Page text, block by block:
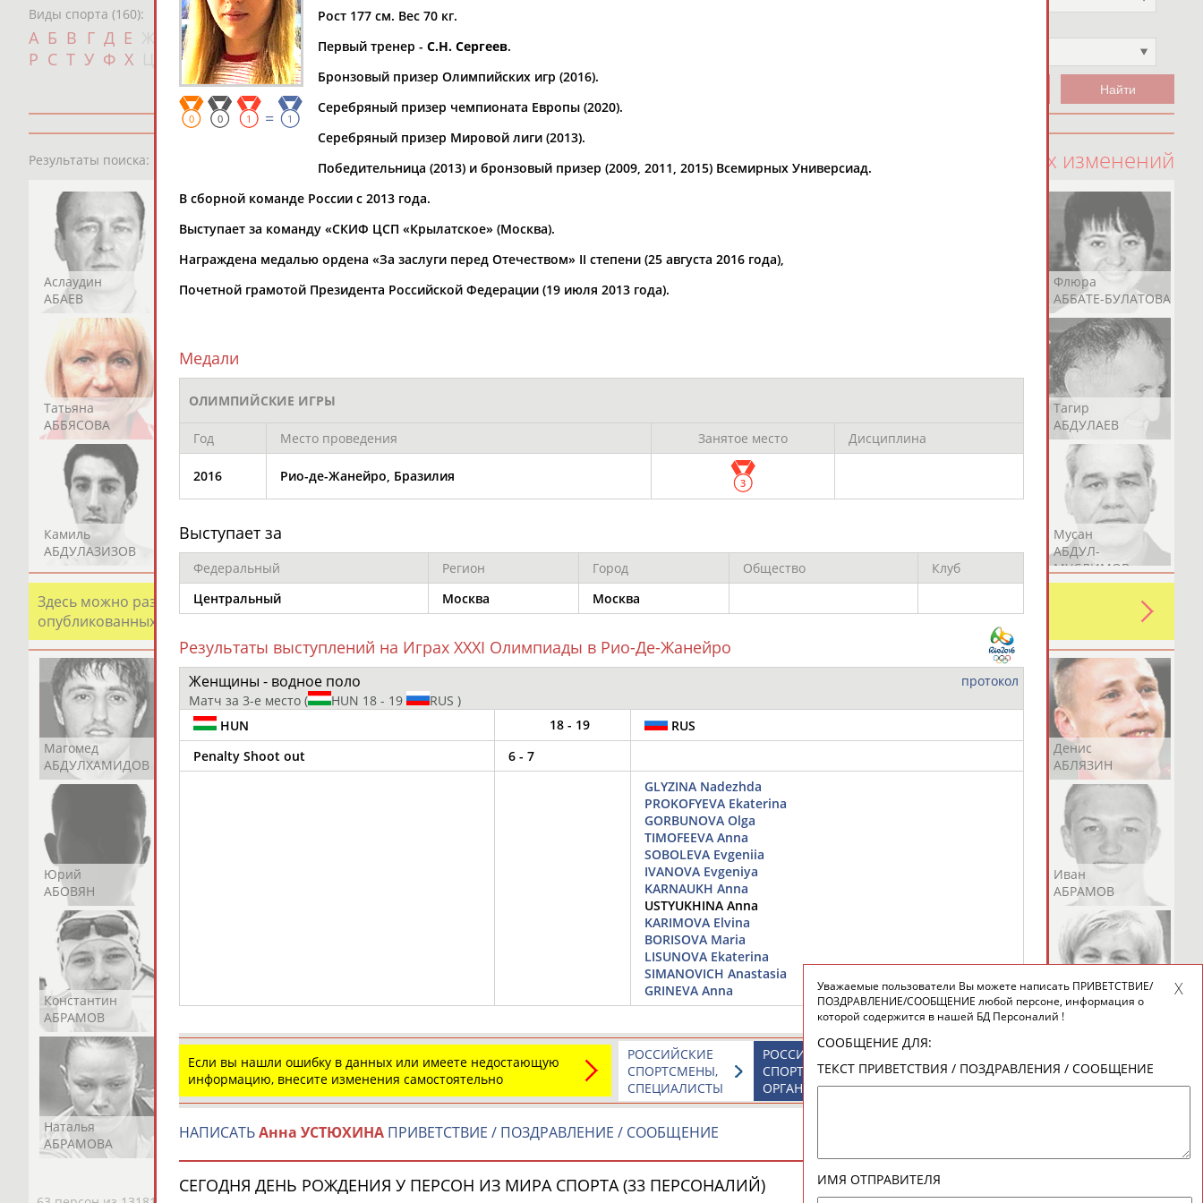
Виды спорта (160):
А Б В Г Д Е И К Л М Н О
П
Р С Т У Ф Х Ш Щ Э Ю Я
с
чч мм год
Результаты поиска: 100 последних изменений
Аслаудин
АБАЕВ
АБАИМОВА
Мария
АБАКУМОВА
Юлия
АБАЛАКИНА
АБАРЕНОВ
Флюра
АББАТЕ-БУЛАТОВА
Татьяна
АББЯСОВА
Акжана
Артур
Тагир
АБДУЛАЕВ
Камиль
АБДУЛАЗИЗОВ
Загалав
АБДУЛБЕКОВ
АБДУЛДАУДОВ
АБДУЛЖАЛИЛОВ
АБДУЛКАГИРОВ
АБДУЛЛАЕВ
АБДУЛЛИН
АБДУЛЛИН
Мусан
АБДУЛ-
МУСЛИМОВ
Здесь можно разместить информацию о хорошо известном спортсмене, тренере, специалисте или исправить какую-либо ошибку в уже
опубликованных записях. Страна должна знать своих героев! Герои спорта - это одни из главных патриотов своей страны!
Магомед
АБДУЛХАМИДОВ
АБДУРАХМАНОВ
АБДУРАШИДОВ
АБДУРАШИДОВ
Денис
АБЛЯЗИН
Юрий
АБОВЯН
АБРАМАШВИЛИ
Александр
АБРАМОВ
Иван
АБРАМОВ
Константин
АБРАМОВ
Екатерина
Екатерина
АБРАМОВА
Ирина
АБРАМОВА
Лидия
АБРАМОВА
Наталья
АБРАМОВА
Нелли
АБРАМОВА
Светлана
АБРАМОВА
Тамара
АБРАМОВА
Дмитрий
АБРАМОВИЧ
Маргарита
АБРАМОВИЧ
0 0 1 = 1
Рост 177 см. Вес 70 кг.
Первый тренер - С.Н. Сергеев.
Бронзовый призер Олимпийских игр (2016).
Серебряный призер чемпионата Европы (2020).
Серебряный призер Мировой лиги (2013).
Победительница (2013) и бронзовый призер (2009, 2011, 2015) Всемирных Универсиад.
В сборной команде России с 2013 года.
Выступает за команду «СКИФ ЦСП «Крылатское» (Москва).
Награждена медалью ордена «За заслуги перед Отечеством» II степени (25 августа 2016 года),
Почетной грамотой Президента Российской Федерации (19 июля 2013 года).
Медали
ОЛИМПИЙСКИЕ ИГРЫ
Год Место проведения Занятое место Дисциплина
2016 Рио-де-Жанейро, Бразилия 3
Выступает за
Федеральный Регион Город Общество
Клуб
Центральный
Москва Москва
Результаты выступлений на Играх XXXI Олимпиады в Рио-Де-Жанейро
протокол
Женщины - водное поло
Матч за 3-е место ( HUN 18 - 19
RUS )
HUN
18 - 19
RUS
Penalty Shoot out
6 - 7
GLYZINA Nadezhda
PROKOFYEVA Ekaterina
GORBUNOVA Olga
TIMOFEEVA Anna
SOBOLEVA Evgeniia
IVANOVA Evgeniya
KARNAUKH Anna
USTYUKHINA Anna
KARIMOVA Elvina
BORISOVA Maria
LISUNOVA Ekaterina
SIMANOVICH Anastasia
GRINEVA Anna
Если вы нашли ошибку в данных или имеете недостающую
информацию, внесите изменения самостоятельно
СПОРТИВНЫЕ
НОВОСТИ И
КОММЕНТАРИИ
РОССИЙСКИЕ
СПОРТИВНЫЕ
ОРГАНИЗАЦИИ
РОССИЙСКИЕ
СПОРТСМЕНЫ,
СПЕЦИАЛИСТЫ
НАПИСАТЬАнна УСТЮХИНА ПРИВЕТСТВИЕ / ПОЗДРАВЛЕНИЕ / СООБЩЕНИЕ
СЕГОДНЯ ДЕНЬ РОЖДЕНИЯ У ПЕРСОН ИЗ МИРА СПОРТА (33 ПЕРСОНАЛИЙ) ВЕСЬ СПИСОК
Уважаемые пользователи Вы можете написать ПРИВЕТСТВИЕ/
ПОЗДРАВЛЕНИЕ/СООБЩЕНИЕ любой персоне, информация о
которой содержится в нашей БД Персоналий !
СООБЩЕНИЕ ДЛЯ:
ТЕКСТ ПРИВЕТСТВИЯ / ПОЗДРАВЛЕНИЯ / СООБЩЕНИЕ
ИМЯ ОТПРАВИТЕЛЯ